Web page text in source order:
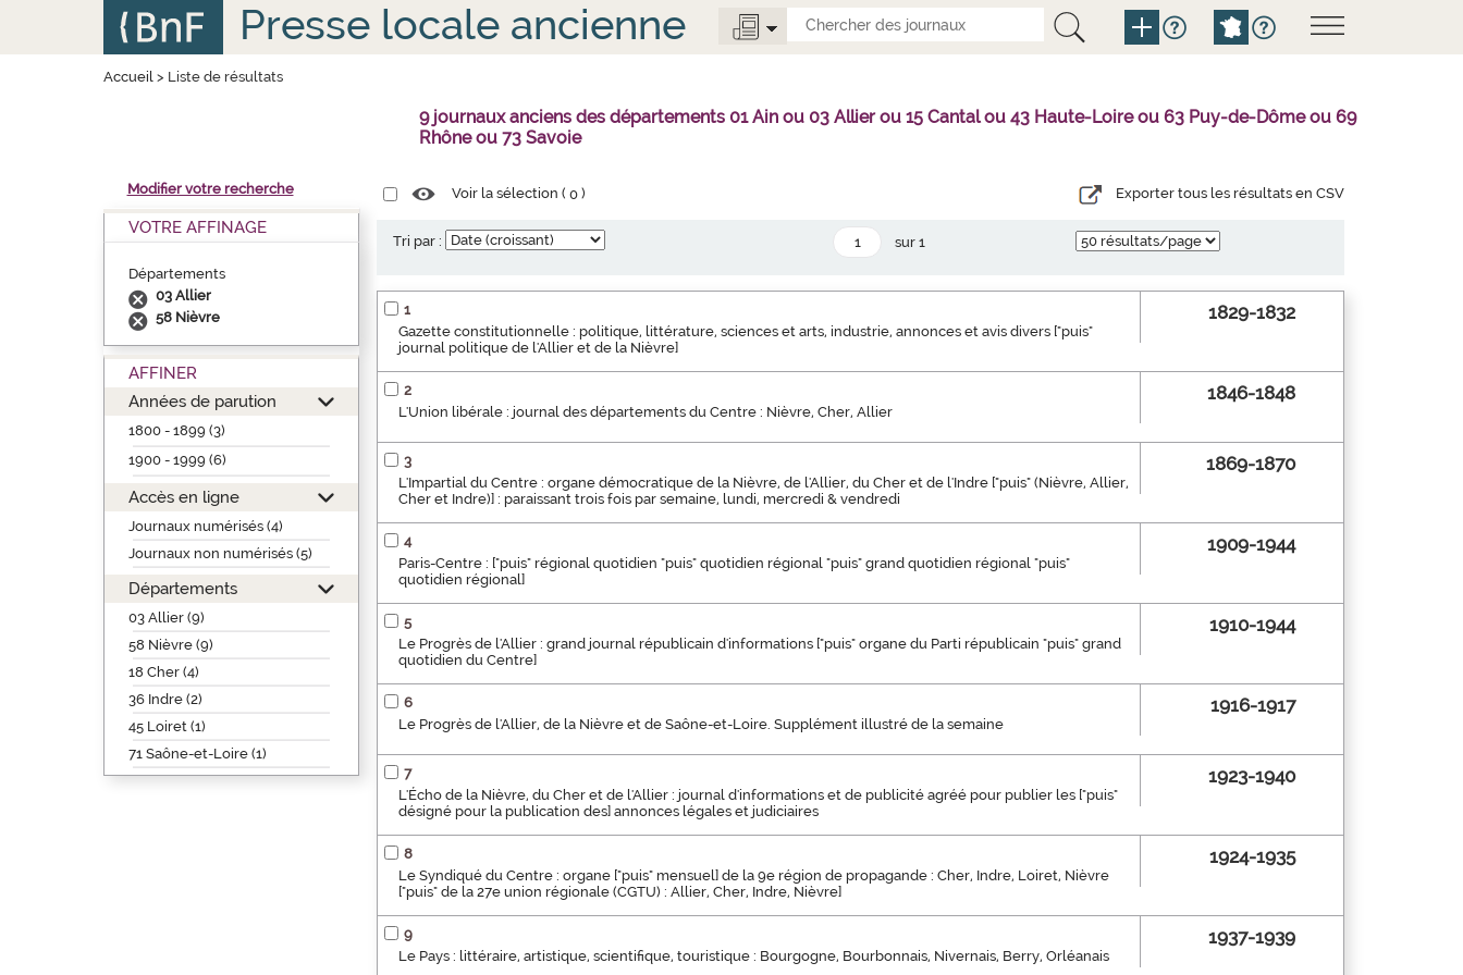
Presse locale ancienne
Accueil> Liste de résultats
9 journaux anciens des départements 01 Ain ou 03 Allier ou 15 Cantal ou 43 Haute-Loire ou 63 Puy-de-Dôme ou 69
Rhône ou 73 Savoie
Modifier votre recherche
VOTRE AFFINAGE
Départements
03 Allier
58 Nièvre
AFFINER
Années de parution
1800 - 1899 (3)
1900 - 1999 (6)
Accès en ligne
Journaux numérisés (4)
Journaux non numérisés (5)
Départements
03 Allier (9)
58 Nièvre (9)
18 Cher (4)
36 Indre (2)
45 Loiret (1)
71 Saône-et-Loire (1)
Voir la sélection (0 ) Exporter tous les résultats en CSV
Tri par : sur 1
1
Gazette constitutionnelle : politique, littérature, sciences et arts, industrie, annonces et avis divers ["puis"
journal politique de l'Allier et de la Nièvre]
1829-1832
2
L'Union libérale : journal des départements du Centre : Nièvre, Cher, Allier
1846-1848
3
L'Impartial du Centre : organe démocratique de la Nièvre, de l'Allier, du Cher et de l'Indre ["puis" (Nièvre, Allier,
Cher et Indre)] : paraissant trois fois par semaine, lundi, mercredi & vendredi
1869-1870
4
Paris-Centre : ["puis" régional quotidien "puis" quotidien régional "puis" grand quotidien régional "puis"
quotidien régional]
1909-1944
5
Le Progrès de l'Allier : grand journal républicain d'informations ["puis" organe du Parti républicain "puis" grand
quotidien du Centre]
1910-1944
6
Le Progrès de l'Allier, de la Nièvre et de Saône-et-Loire. Supplément illustré de la semaine
1916-1917
7
L'Écho de la Nièvre, du Cher et de l'Allier : journal d'informations et de publicité agréé pour publier les ["puis"
désigné pour la publication des] annonces légales et judiciaires
1923-1940
8
Le Syndiqué du Centre : organe ["puis" mensuel] de la 9e région de propagande : Cher, Indre, Loiret, Nièvre
["puis" de la 27e union régionale (CGTU) : Allier, Cher, Indre, Nièvre]
1924-1935
9
Le Pays : littéraire, artistique, scientifique, touristique : Bourgogne, Bourbonnais, Nivernais, Berry, Orléanais
1937-1939
Panneau de gestion des cookies